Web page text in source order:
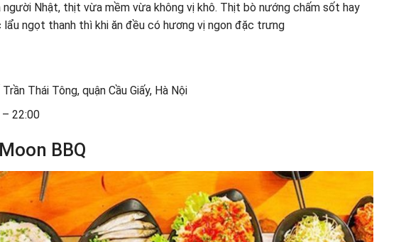
người Nhật, thịt vừa mềm vừa không vị khô. Thịt bò nướng chấm sốt hay
lẩu ngọt thanh thì khi ăn đều có hương vị ngon đặc trưng
Thái Tông, quận Cầu Giấy, Hà Nội
– 22:00
BBQ